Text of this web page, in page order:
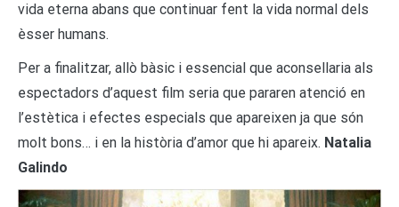
vida eterna abans que continuar fent la vida normal dels
èsser humans.
Per a finalitzar, allò bàsic i essencial que aconsellaria als
espectadors d’aquest film seria que pararen atenció en
l’estètica i efectes especials que apareixen ja que són
molt bons… i en la història d’amor que hi apareix. Natalia
Galindo